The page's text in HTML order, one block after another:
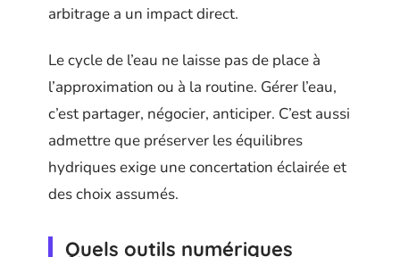
arbitrage a un impact direct.
Le cycle de l’eau ne laisse pas de place à
l’approximation ou à la routine. Gérer l’eau,
c’est partager, négocier, anticiper. C’est aussi
admettre que préserver les équilibres
hydriques exige une concertation éclairée et
des choix assumés.
Quels outils numériques